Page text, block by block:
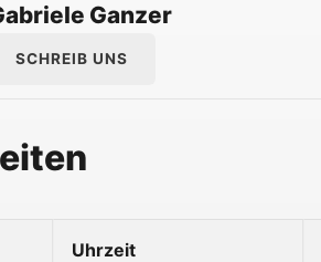
Ganzer
SCHREIB UNS
Uhrzeit